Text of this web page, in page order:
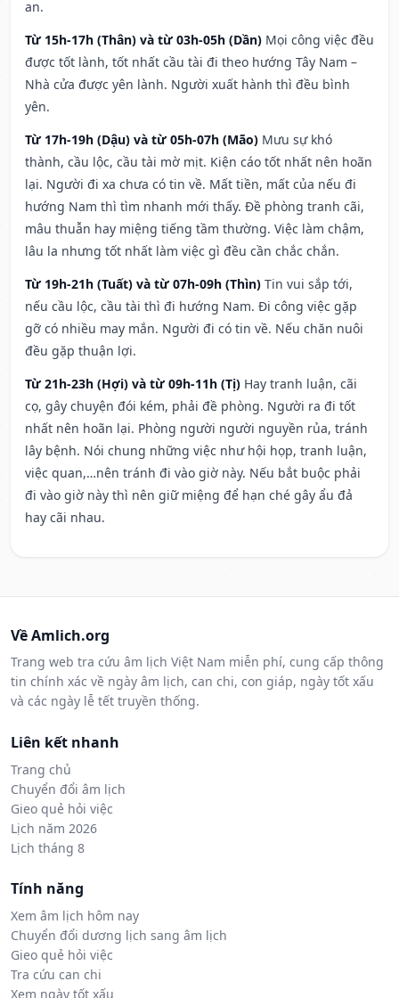
an.
Từ 15h-17h (Thân) và từ 03h-05h (Dần) Mọi công việc đều
được tốt lành, tốt nhất cầu tài đi theo hướng Tây Nam –
Nhà cửa được yên lành. Người xuất hành thì đều bình
yên.
Từ 17h-19h (Dậu) và từ 05h-07h (Mão) Mưu sự khó
thành, cầu lộc, cầu tài mờ mịt. Kiện cáo tốt nhất nên hoãn
lại. Người đi xa chưa có tin về. Mất tiền, mất của nếu đi
hướng Nam thì tìm nhanh mới thấy. Đề phòng tranh cãi,
mâu thuẫn hay miệng tiếng tầm thường. Việc làm chậm,
lâu la nhưng tốt nhất làm việc gì đều cần chắc chắn.
Từ 19h-21h (Tuất) và từ 07h-09h (Thìn) Tin vui sắp tới,
nếu cầu lộc, cầu tài thì đi hướng Nam. Đi công việc gặp
gỡ có nhiều may mắn. Người đi có tin về. Nếu chăn nuôi
đều gặp thuận lợi.
Từ 21h-23h (Hợi) và từ 09h-11h (Tị) Hay tranh luận, cãi
cọ, gây chuyện đói kém, phải đề phòng. Người ra đi tốt
nhất nên hoãn lại. Phòng người người nguyền rủa, tránh
lây bệnh. Nói chung những việc như hội họp, tranh luận,
việc quan,…nên tránh đi vào giờ này. Nếu bắt buộc phải
đi vào giờ này thì nên giữ miệng để hạn ché gây ẩu đả
hay cãi nhau.
Về Amlich.org
Trang web tra cứu âm lịch Việt Nam miễn phí, cung cấp thông
tin chính xác về ngày âm lịch, can chi, con giáp, ngày tốt xấu
và các ngày lễ tết truyền thống.
Liên kết nhanh
Trang chủ
Chuyển đổi âm lịch
Gieo quẻ hỏi việc
Lịch năm 2026
Lịch tháng 8
Tính năng
Xem âm lịch hôm nay
Chuyển đổi dương lịch sang âm lịch
Gieo quẻ hỏi việc
Tra cứu can chi
Xem ngày tốt xấu